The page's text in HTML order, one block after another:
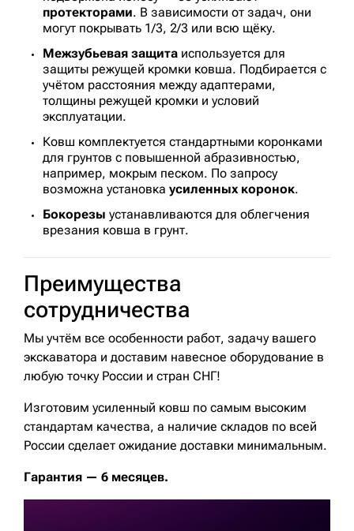
протекторами. В зависимости от задач, они
могут покрывать 1/3, 2/3 или всю щёку.
Межзубьевая защита используется для
защиты режущей кромки ковша. Подбирается с
учётом расстояния между адаптерами,
толщины режущей кромки и условий
эксплуатации.
Ковш комплектуется стандартными коронками
для грунтов с повышенной абразивностью,
например, мокрым песком. По запросу
возможна установка усиленных коронок.
Бокорезы устанавливаются для облегчения
врезания ковша в грунт.
Преимущества
сотрудничества
Мы учтём все особенности работ, задачу вашего
экскаватора и доставим навесное оборудование в
любую точку России и стран СНГ!
Изготовим усиленный ковш по самым высоким
стандартам качества, а наличие складов по всей
России сделает ожидание доставки минимальным.
Гарантия — 6 месяцев.